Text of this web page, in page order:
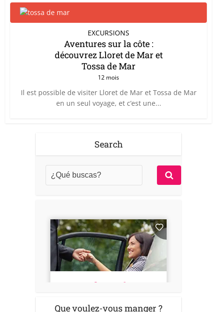
EXCURSIONS
Aventures sur la côte :
découvrez Lloret de Mar et
Tossa de Mar
12 mois
Il est possible de visiter Lloret de Mar et Tossa de Mar
en un seul voyage, et c’est une...
Search
Que voulez-vous manger ?